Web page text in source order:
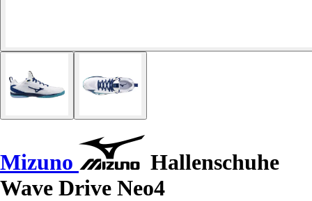
Mizuno
Hallenschuhe
Wave Drive Neo4